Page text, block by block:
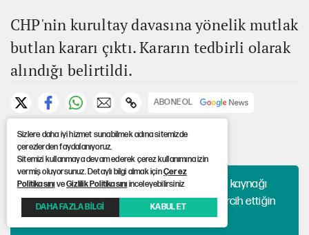
CHP'nin kurultay davasına yönelik mutlak
butlan kararı çıktı. Kararın tedbirli olarak
alındığı belirtildi.
ABONE OL
Yayınlanma: 21.05.2026 17:33
Güncelleme: 21.05.2026 18:28
Haberlerini algoritmaya bırakma, hangi kaynağı
okuyacağına sen karar ver. 12punto'yu tercih ettiğin
kaynaklar arasına ekle!
Sizlere daha iyi hizmet sunabilmek adına sitemizde
çerezlerden faydalanıyoruz.
Sitemizi kullanmaya devam ederek çerez kullanımına izin
vermiş oluyorsunuz. Detaylı bilgi almak içinÇerez
PolitikasınıveGizlilik Politikasınıinceleyebilirsiniz
DAHA FAZLA BİLGİ KABUL ET